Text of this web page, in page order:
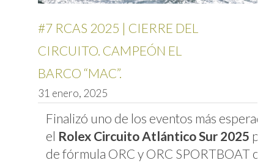
#7 RCAS 2025 | CIERRE DEL
CIRCUITO. CAMPEÓN EL
BARCO “MAC”.
31 enero, 2025
Finalizó uno de los eventos más esperado
el Rolex Circuito Atlántico Sur 2025
de fórmula ORC y ORC SPORTBOAT